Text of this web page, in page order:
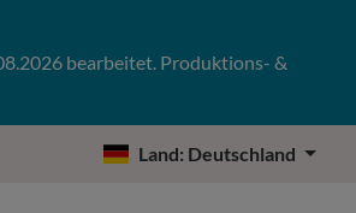
bearbeitet. Produktions- &
Land: Deutschland